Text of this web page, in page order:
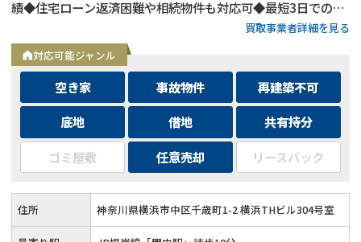
績◆住宅ローン返済困難や相続物件も対応可◆最短3日での売
却も可能◆プロフェッショナルによる徹底サポート買取事業者詳細を見る
対応可能ジャンル
空き家 事故物件
再建築不可
底地
借地
共有持分
ゴミ屋敷
任意売却 リースバック
住所 神奈川県横浜市中区千歳町1-2 横浜THビル304号室